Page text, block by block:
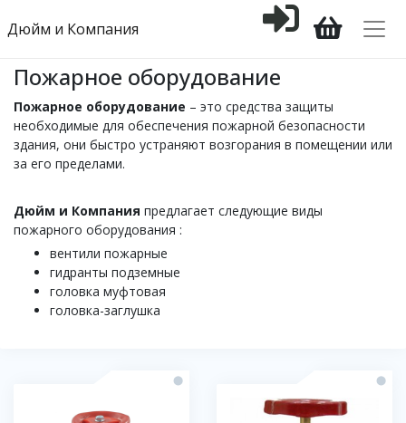
Дюйм и Компания
Пожарное оборудование
Пожарное оборудование – это средства защиты
необходимые для обеспечения пожарной безопасности
здания, они быстро устраняют возгорания в помещении или
за его пределами.
Дюйм и Компания предлагает следующие виды
пожарного оборудования :
вентили пожарные
гидранты подземные
головка муфтовая
головка-заглушка